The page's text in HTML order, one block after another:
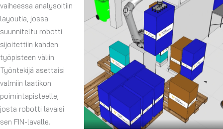
vaiheessa analysoitiin
layoutia, jossa
suunniteltu robotti
sijoitettiin kahden
työpisteen väliin.
Työntekijä asettaisi
valmiin laatikon
poimintapisteelle,
josta robotti lavaisi
sen FIN-lavalle.